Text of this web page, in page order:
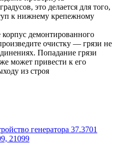
это делается для того,
к нижнему крепежному
демонтированного
очистку — грязи не
Попадание грязи
может привести к его
из строя
генератора 37.3701
21099